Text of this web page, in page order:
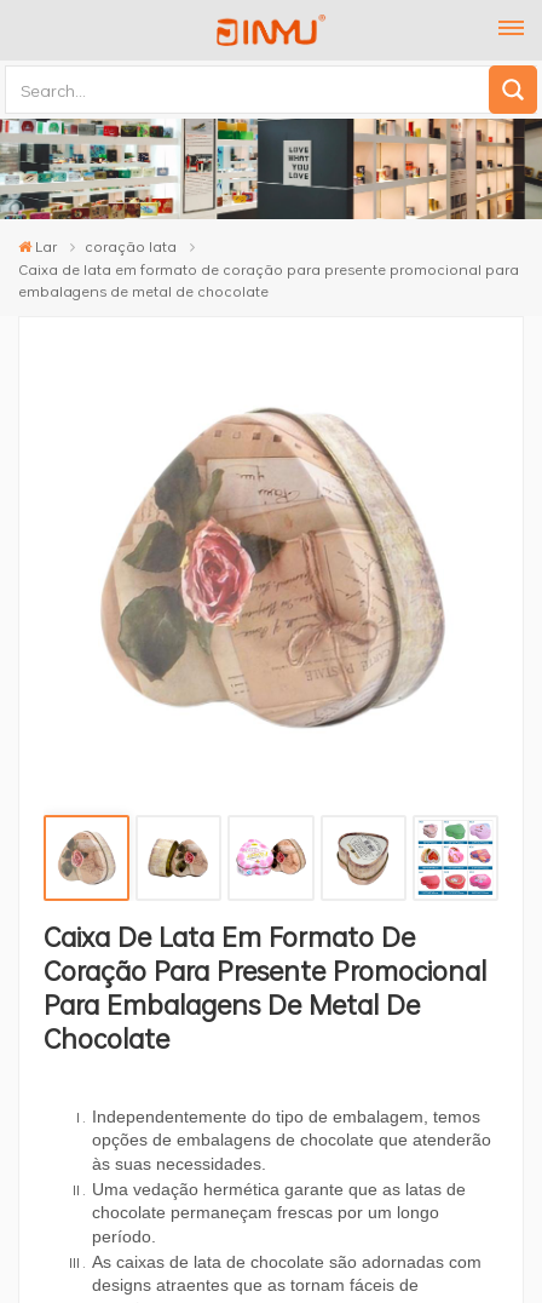
Lar
coração lata
Caixa de lata em formato de coração para presente promocional para
embalagens de metal de chocolate
Caixa De Lata Em Formato De
Coração Para Presente Promocional
Para Embalagens De Metal De
Chocolate
Independentemente do tipo de embalagem, temos
opções de embalagens de chocolate que atenderão
às suas necessidades.
Uma vedação hermética garante que as latas de
chocolate permaneçam frescas por um longo
período.
As caixas de lata de chocolate são adornadas com
designs atraentes que as tornam fáceis de